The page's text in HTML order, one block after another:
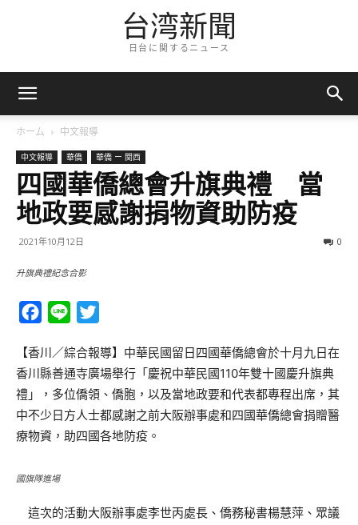
台湾新聞
日台に関するニュース
ホーム 中文報導
中文報導 華僑 華僑 ー 関西
四國華僑總會升旗典禮 當
地政要感謝捐物資助防疫
2021年10月12日 0
升旗典禮紀念合影
Facebook
Line
【香川／綜合報導】中華民國留日四國華僑總會於十月九日在
香川縣善通寺廣場舉行「慶祝中華民國110年雙十國慶升旗典
禮」，多位僑領、僑胞，以及當地政要和代表都專程出席，其
中不少日方人士都感謝之前大阪辦事處和四國華僑總會捐贈醫
療物資，助四國各地防疫。
國旗隊進場
這次的活動大阪辦事處李世丙處長、僑務秘書楊慧萍、眾議